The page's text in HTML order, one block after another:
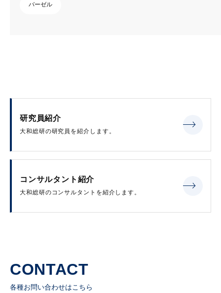
バーゼル
研究員紹介
大和総研の研究員を紹介します。
コンサルタント紹介
大和総研のコンサルタントを紹介します。
CONTACT
各種お問い合わせはこちら